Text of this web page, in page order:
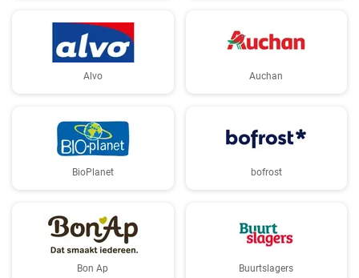
Alvo Auchan
BioPlanet bofrost
Bon Ap Buurtslagers